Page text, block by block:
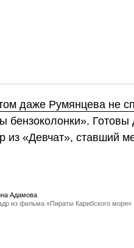
даже Румянцева не
бензоколонки».
из «Девчат», ставший
из фильма «Пираты Карибского моря»
Адамова